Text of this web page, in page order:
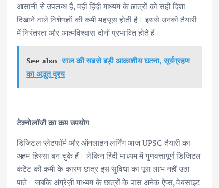
आसानी से उपलब्ध हैं, वहीं हिंदी माध्यम के छात्रों को सही दिशा
दिखाने वाले विशेषज्ञों की कमी महसूस होती है। इससे उनकी तैयारी
में निरंतरता और आत्मविश्वास दोनों प्रभावित होते हैं।
See also साल की सबसे बड़ी आकाशीय घटना, सूर्यग्रहण
का अद्भुत दृश्य
टेक्नोलॉजी का कम उपयोग
डिजिटल प्लेटफॉर्म और ऑनलाइन लर्निंग आज UPSC तैयारी का
अहम हिस्सा बन चुके हैं। लेकिन हिंदी माध्यम में गुणवत्तापूर्ण डिजिटल
कंटेंट की कमी के कारण छात्र इस सुविधा का पूरा लाभ नहीं उठा
पाते। जबकि अंग्रेज़ी माध्यम के छात्रों के पास अनेक ऐप्स, वेबसाइट